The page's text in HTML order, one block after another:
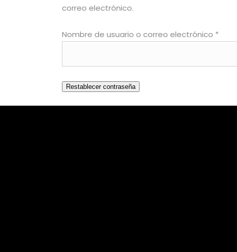
correo electrónico.
Nombre de usuario o correo electrónico *
Restablecer contraseña